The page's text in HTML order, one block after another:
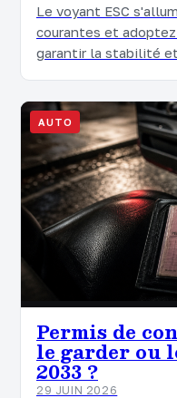
Le voyant ESC
courantes et
garantir la stabilité
AUTO
Permis de
le garder ou
2033 ?
29 JUIN 2026